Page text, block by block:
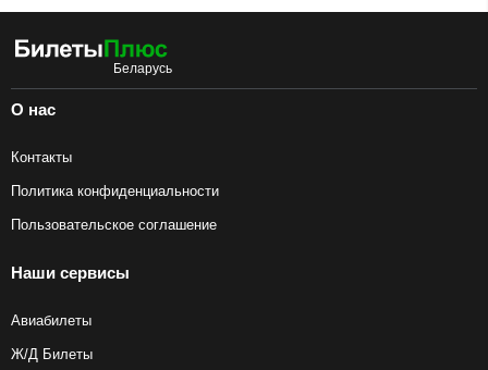
О нас
Контакты
Политика конфиденциальности
Пользовательское соглашение
Наши сервисы
Авиабилеты
Ж/Д Билеты